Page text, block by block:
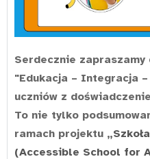
Serdecznie zapraszamy
"Edukacja – Integracja
uczniów z
To nie tylko
ramach projektu „
(Accessible School for